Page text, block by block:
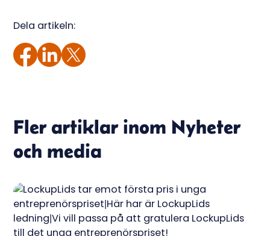
Dela artikeln:
Fler artiklar inom Nyheter
och media